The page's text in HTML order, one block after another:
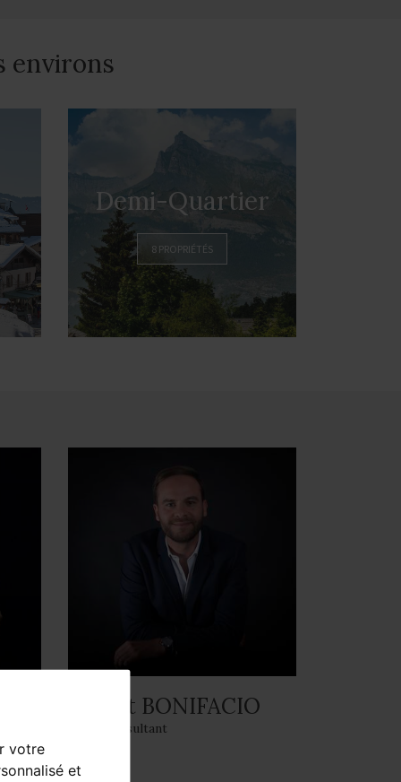
votre
et
environs
Demi-Quartier
8 PROPRIÉTÉS
Robert BONIFACIO
Sales Consultant